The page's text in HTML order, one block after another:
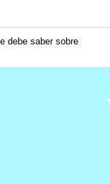
debe saber sobre